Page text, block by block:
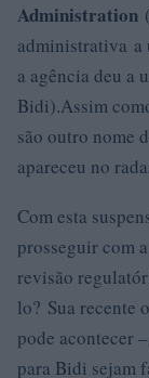
Administration
administrativa a
a agência deu a
Bidi).Assim
são outro nome
apareceu no
Com esta
prosseguir com
revisão
lo? Sua recente
pode acontecer
para Bidi sejam